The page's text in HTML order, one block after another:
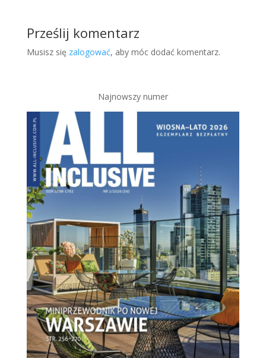
Prześlij komentarz
Musisz się zalogować, aby móc dodać komentarz.
Najnowszy numer